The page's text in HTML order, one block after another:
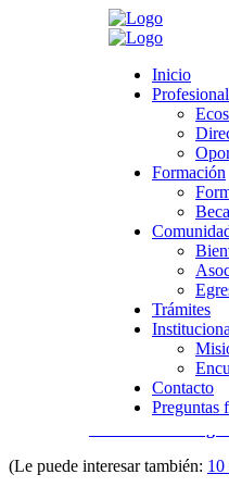
Inicio
Profesional
Formación
Trámites
Contacto
Preguntas
Ecosistema para
Directorio de
Oportunidades
Becas para el
Bienvenido
Asociaciones de
Egresados
Institucional
Encuesta única
Preguntas frecuentes
Sin categoría>
Convocatorias
octubre 29, 2019
Sin categoría
Convocatorias docentes
Prestigioso colegio de
ciencias naturales,
(Le puede interesar también: 10